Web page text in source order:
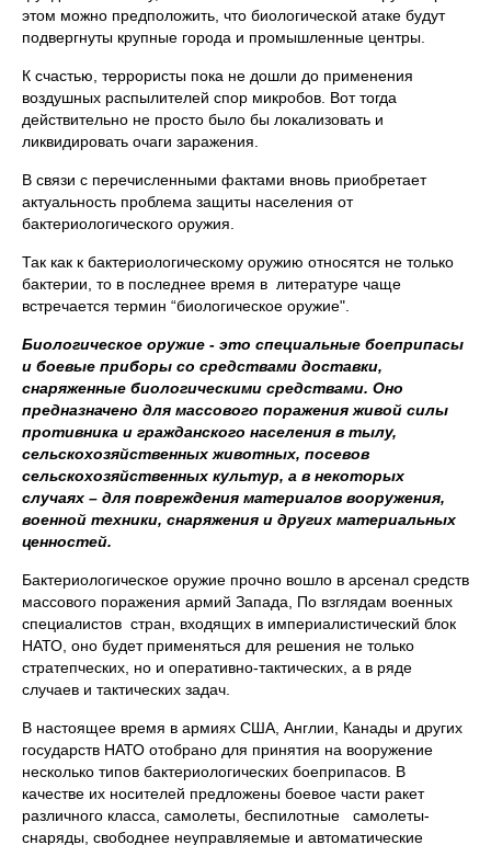
этом можно предположить, что биологической атаке будут
подвергнуты крупные города и промышленные центры.
К счастью, террористы пока не дошли до применения
воздушных распылителей спор микробов. Вот тогда
действительно не просто было бы локализовать и
ликвидировать очаги заражения.
В связи с перечисленными фактами вновь приобретает
актуальность проблема защиты населения от
бактериологического оружия.
Так как к бактериологическому оружию относятся не только
бактерии, то в последнее время в литературе чаще
встречается термин “биологическое оружие".
Биологическое оружие - это специальные боеприпасы
и боевые приборы со средствами доставки,
снаряженные биологическими средствами. Оно
предназначено для массового поражения живой силы
противника и гражданского населения в тылу,
сельскохозяйственных животных, посевов
сельскохозяйственных культур, а в некоторых
случаях – для повреждения материалов вооружения,
военной техники, снаряжения и других материальных
ценностей.
Бактериологическое оружие прочно вошло в арсенал средств
массового поражения армий Запада, По взглядам военных
специалистов стран, входящих в империалистический блок
НАТО, оно будет применяться для решения не только
стратепческих, но и оперативно-тактических, а в ряде
случаев и тактических задач.
В настоящее время в армиях США, Англии, Канады и других
государств НАТО отобрано для принятия на вооружение
несколько типов бактериологических боеприпасов. В
качестве их носителей предложены боевое части ракет
различного класса, самолеты, беспилотные самолеты-
снаряды, свободнее неуправляемые и автоматические